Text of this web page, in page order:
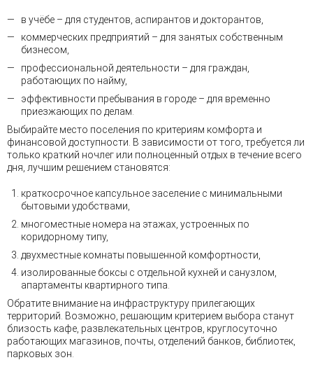
в учёбе – для студентов, аспирантов и докторантов,
коммерческих предприятий – для занятых собственным
бизнесом,
профессиональной деятельности – для граждан,
работающих по найму,
эффективности пребывания в городе – для временно
приезжающих по делам.
Выбирайте место поселения по критериям комфорта и
финансовой доступности. В зависимости от того, требуется ли
только краткий ночлег или полноценный отдых в течение всего
дня, лучшим решением становятся:
краткосрочное капсульное заселение с минимальными
бытовыми удобствами,
многоместные номера на этажах, устроенных по
коридорному типу,
двухместные комнаты повышенной комфортности,
изолированные боксы с отдельной кухней и санузлом,
апартаменты квартирного типа.
Обратите внимание на инфраструктуру прилегающих
территорий. Возможно, решающим критерием выбора станут
близость кафе, развлекательных центров, круглосуточно
работающих магазинов, почты, отделений банков, библиотек,
парковых зон.